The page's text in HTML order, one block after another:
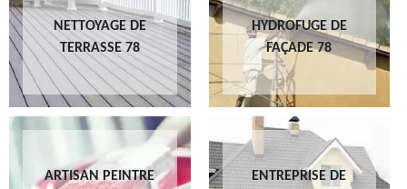
NETTOYAGE DE
TERRASSE 78
HYDROFUGE DE
FAÇADE 78
ARTISAN PEINTRE
ENTREPRISE DE